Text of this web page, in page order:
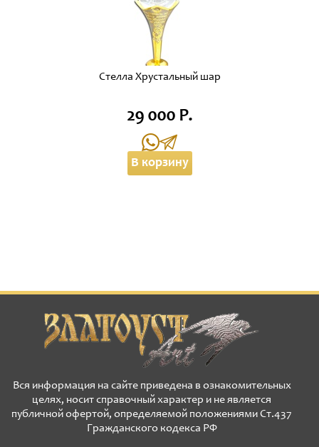
Стелла Хрустальный шар
29 000 Р.
В корзину
Вся информация на сайте приведена в ознакомительных
целях, носит справочный характер и не является
публичной офертой, определяемой положениями Ст.437
Гражданского кодекса РФ